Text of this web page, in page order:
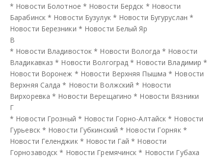
* Новости Болотное * Новости Бердск * Новости
Барабинск * Новости Бузулук * Новости Бугуруслан *
Новости Березники * Новости Белый Яр
В
* Новости Владивосток * Новости Вологда * Новости
Владикавказ * Новости Волгоград * Новости Владимир *
Новости Воронеж * Новости Верхняя Пышма * Новости
Верхняя Салда * Новости Волжский * Новости
Вирхоревка * Новости Верещагино * Новости Вязники
Г
* Новости Грозный * Новости Горно-Алтайск * Новости
Гурьевск * Новости Губкинский * Новости Горняк *
Новости Геленджик * Новости Гай * Новости
Горнозаводск * Новости Гремячинск * Новости Губаха